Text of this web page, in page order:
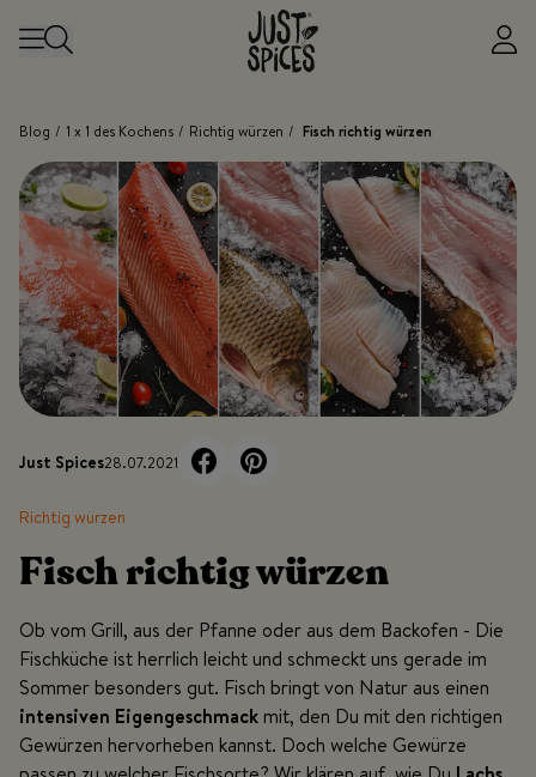
Blog / 1 x 1 des Kochens / Richtig würzen / Fisch richtig würzen
Just Spices28.07.2021
Richtig würzen
Fisch richtig würzen
Ob vom Grill, aus der Pfanne oder aus dem Backofen - Die
Fischküche ist herrlich leicht und schmeckt uns gerade im
Sommer besonders gut. Fisch bringt von Natur aus einen
intensiven Eigengeschmack mit, den Du mit den richtigen
Gewürzen hervorheben kannst. Doch welche Gewürze